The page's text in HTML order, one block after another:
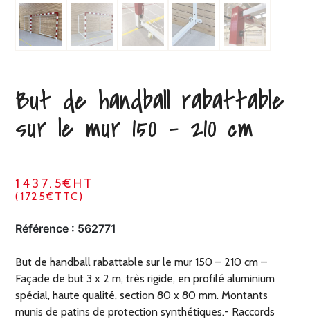
But de handball rabattable
sur le mur 150 – 210 cm
1437.5€HT
(1725€TTC)
Référence : 562771
But de handball rabattable sur le mur 150 – 210 cm –
Façade de but 3 x 2 m, très rigide, en profilé aluminium
spécial, haute qualité, section 80 x 80 mm. Montants
munis de patins de protection synthétiques.- Raccords